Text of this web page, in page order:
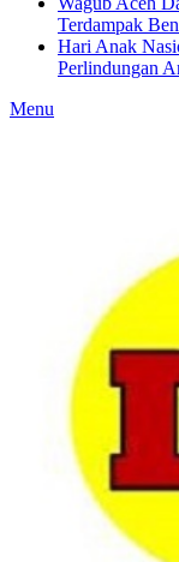
Terdampak
Hari Anak
Perlindungan
Menu